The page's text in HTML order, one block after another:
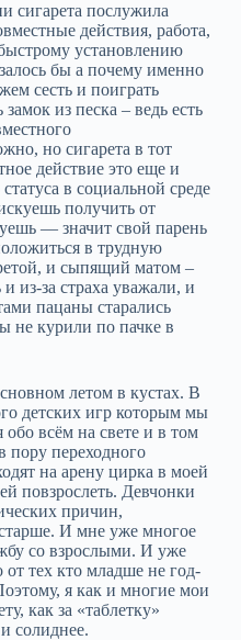
сигарета послужила
действия, работа,
установлению
бы а почему именно
сесть и поиграть
из песка – ведь есть
но сигарета в тот
действие это еще и
в социальной среде
получить от
— значит свой парень
в трудную
и сыпящий матом –
из-за страха уважали, и
пацаны старались
не курили по пачке в
летом в кустах. В
детских игр которым мы
обо всём на свете и в том
пору переходного
на арену цирка в моей
повзрослеть. Девчонки
причин,
И мне уже многое
со взрослыми. И уже
от тех кто младше не год-
я как и многие мои
как за «таблетку»
солиднее.